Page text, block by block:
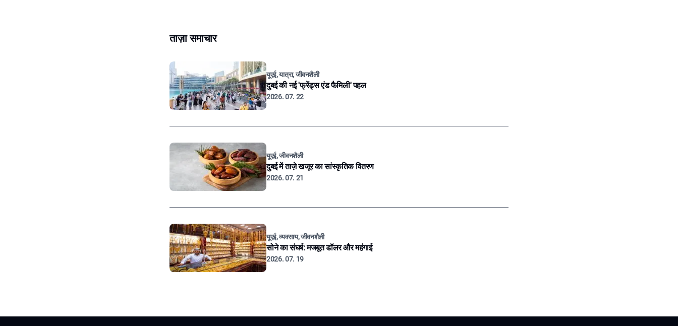
ताज़ा समाचार
यूएई, यात्रा, जीवनशैली
दुबई की नई 'फ्रेंड्स एंड फैमिली' पहल
2026. 07. 22
यूएई, जीवनशैली
दुबई में ताज़े खजूर का सांस्कृतिक वितरण
2026. 07. 21
यूएई, व्यवसाय, जीवनशैली
सोने का संघर्ष: मजबूत डॉलर और महंगाई
2026. 07. 19